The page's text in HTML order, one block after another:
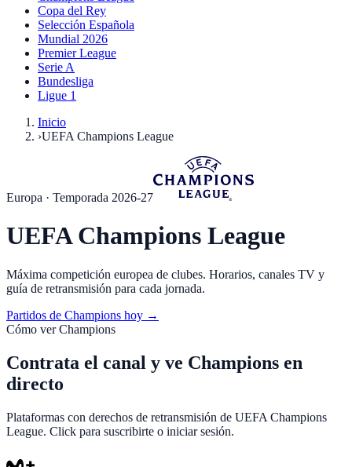
Copa del Rey
Selección Española
Mundial 2026
Premier League
Serie A
Bundesliga
Ligue 1
Inicio
›UEFA Champions League
Europa · Temporada 2026-27
UEFA Champions League
Máxima competición europea de clubes. Horarios, canales TV y
guía de retransmisión para cada jornada.
Partidos de Champions hoy →
Cómo verChampions
Contrata el canal y ve Champions en
directo
Plataformas con derechos de retransmisión de UEFA Champions
League. Click para suscribirte o iniciar sesión.